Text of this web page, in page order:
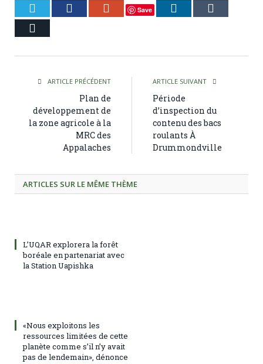
Twitter Facebook Google+
Save LinkedIn
ARTICLE PRÉCÉDENT
Plan de
développement de
la zone agricole à la
MRC des
Appalaches
ARTICLE SUIVANT
Période
d’inspection du
contenu des bacs
roulants À
Drummondville
ARTICLES SUR LE MÊME THÈME
L’UQAR explorera la forêt
boréale en partenariat avec
la Station Uapishka
«Nous exploitons les
ressources limitées de cette
planète comme s’il n’y avait
pas de lendemain», dénonce